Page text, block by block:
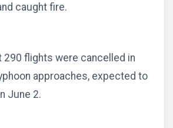
caught fire.
290 flights were cancelled in
approaches, expected to
June 2.